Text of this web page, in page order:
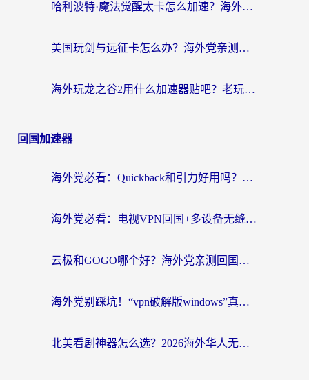
哈利波特·魔法觉醒太卡怎么加速？海外党亲测有效的国服游戏加速指南
美国玩剑与远征卡怎么办？海外党亲测有效的国服游戏加速指南
海外玩龙之谷2用什么加速器贴吧？老玩家实测推荐，附新加坡猎魂觉醒国外剑与远征加速攻略
回国加速器
海外党必看：Quickback和引力好用吗？3分钟搞懂回国加速器怎么选
海外党必看：电视VPN回国+多设备无缝访问国内资源的实用指南
云极和GOGO哪个好？海外党亲测回国加速器选择指南（附iOS免费&Windows VPN实用技巧）
海外党别踩坑！“vpn破解版windows”真的能用？教你选对回国加速器无缝刷国内资源
北美看剧神器怎么选？2026海外华人无缝访问国内资源全攻略